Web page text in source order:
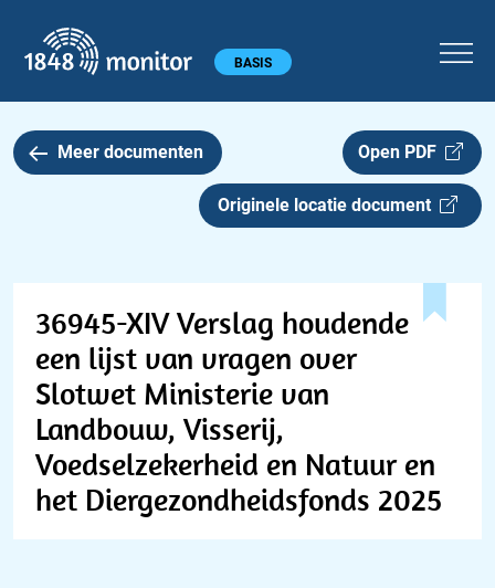
Hoofdmenu BASIS
Meer documenten Open PDF
Originele locatie document
36945-XIV Verslag houdende
een lijst van vragen over
Slotwet Ministerie van
Landbouw, Visserij,
Voedselzekerheid en Natuur en
het Diergezondheidsfonds 2025